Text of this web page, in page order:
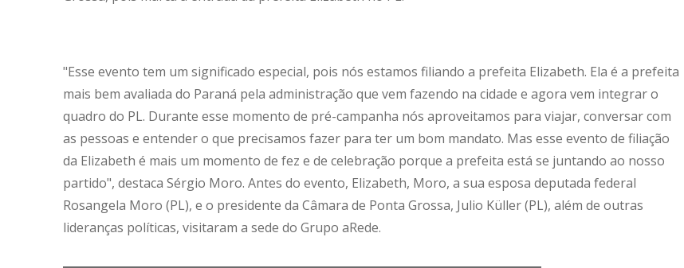
"Esse evento tem um significado especial, pois nós estamos filiando a prefeita Elizabeth. Ela é a prefeita
mais bem avaliada do Paraná pela administração que vem fazendo na cidade e agora vem integrar o
quadro do PL. Durante esse momento de pré-campanha nós aproveitamos para viajar, conversar com
as pessoas e entender o que precisamos fazer para ter um bom mandato. Mas esse evento de filiação
da Elizabeth é mais um momento de fez e de celebração porque a prefeita está se juntando ao nosso
partido", destaca Sérgio Moro. Antes do evento, Elizabeth, Moro, a sua esposa deputada federal
Rosangela Moro (PL), e o presidente da Câmara de Ponta Grossa, Julio Küller (PL), além de outras
lideranças políticas, visitaram a sede do Grupo aRede.